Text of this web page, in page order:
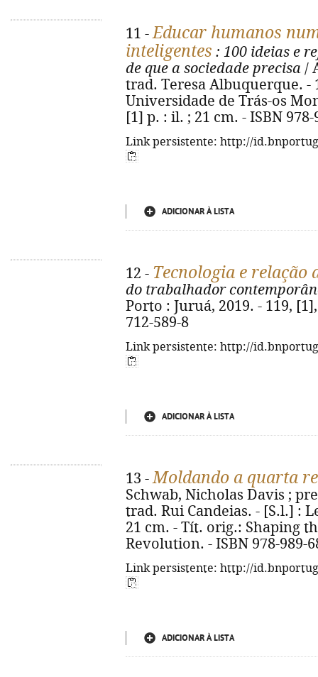
11 -Educar humanos
inteligentes : 100 ideias e
de que a sociedade precisa /
trad. Teresa Albuquerque. -
Universidade de Trás-os
[1] p. : il. ; 21 cm. - ISBN 978-
Link persistente: http://
ADICIONAR À LISTA
12 - Tecnologia e relação
do trabalhador
Porto : Juruá, 2019. - 119,
712-589-8
Link persistente: http://
ADICIONAR À LISTA
13 -Moldando a quarta
Schwab, Nicholas Davis ;
trad. Rui Candeias. - [S.l.] :
21 cm. - Tít. orig.: Shaping
Revolution. - ISBN 978-989-
Link persistente: http://
ADICIONAR À LISTA